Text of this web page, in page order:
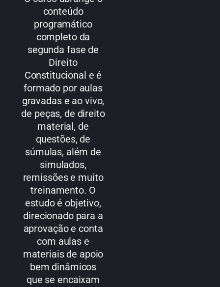
conteúdo
programático
completo da
segunda fase de
Direito
Constitucional e é
formado por aulas
gravadas e ao vivo,
de peças, de direito
material, de
questões, de
súmulas, além de
simulados,
remissões e muito
treinamento. O
estudo é objetivo,
direcionado para a
aprovação e conta
com aulas e
materiais de apoio
bem dinâmicos
que se encaixam